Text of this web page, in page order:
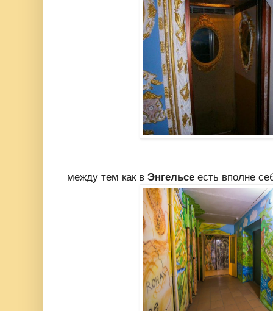
между тем как в Энгельсе есть вполне